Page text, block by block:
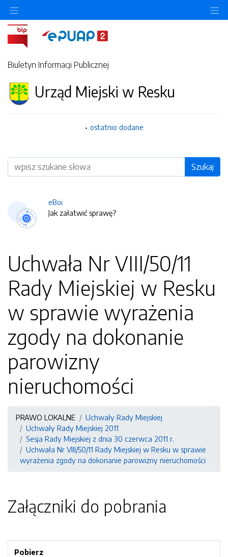
Biuletyn Informacji Publicznej
Urząd Miejski w Resku
ostatnio dodane
Wyszukiwarka Szukaj
eBoi
Jak załatwić sprawę?
Uchwała Nr VIII/50/11
Rady Miejskiej w Resku
w sprawie wyrażenia
zgody na dokonanie
parowizny
nieruchomości
PRAWO LOKALNE
Uchwały Rady Miejskiej
Uchwały Rady Miejskiej 2011
Sesja Rady Miejskiej z dnia 30 czerwca 2011 r.
Uchwała Nr VIII/50/11 Rady Miejskiej w Resku w sprawie
wyrażenia zgody na dokonanie parowizny nieruchomości
Załączniki do pobrania
Pobierz